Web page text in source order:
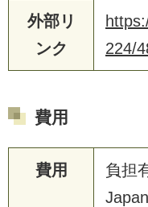
外部リ
ンク
224/
費用
費用
負担